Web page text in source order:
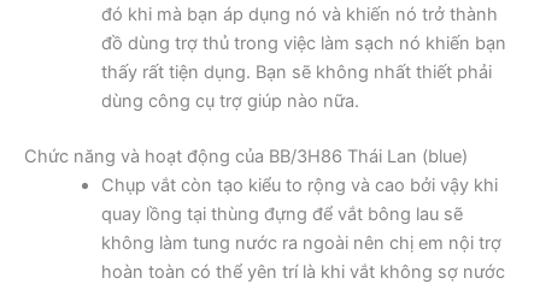
đó khi mà bạn áp dụng nó và khiến nó trở thành
đồ dùng trợ thủ trong việc làm sạch nó khiến bạn
thấy rất tiện dụng. Bạn sẽ không nhất thiết phải
dùng công cụ trợ giúp nào nữa.
Chức năng và hoạt động của BB/3H86 Thái Lan (blue)
Chụp vắt còn tạo kiểu to rộng và cao bởi vậy khi
quay lồng tại thùng đựng để vắt bông lau sẽ
không làm tung nước ra ngoài nên chị em nội trợ
hoàn toàn có thể yên trí là khi vắt không sợ nước